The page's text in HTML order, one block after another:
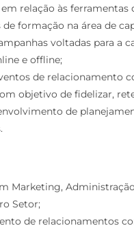
relação às
formação na área de
voltadas para a
e offline;
de relacionamento
objetivo de fidelizar,
de
Marketing,
Setor;
de relacionamentos